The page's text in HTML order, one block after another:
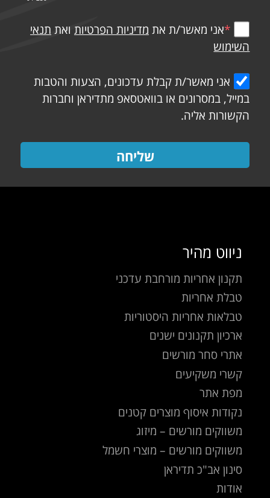
*אני מאשר/ת את מדיניות הפרטיות ואת תנאי
השימוש
אני מאשר/ת קבלת עדכונים, הצעות והטבות
במייל, במסרונים או בוואטסאפ מתדיראן וחברות
הקשורות אליה.
שליחה
ניווט מהיר
תקנון אחריות מורחבת עדכני
טבלת אחריות
טבלאות אחריות היסטוריות
ארכיון תקנונים ישנים
אתרי סחר מורשים
קשרי משקיעים
מפת אתר
נקודות איסוף מוצרים קטנים
משווקים מורשים – מיזוג
משווקים מורשים – מוצרי חשמל
סינון אב"כ תדיראן
אודות